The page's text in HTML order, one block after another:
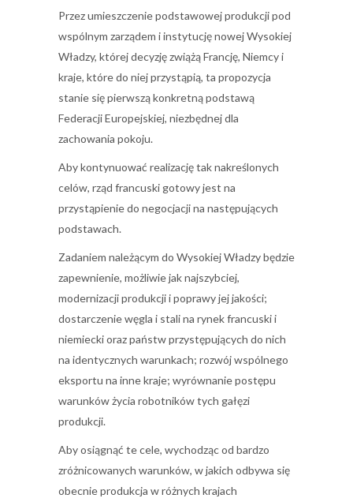
Przez umieszczenie podstawowej produkcji pod
wspólnym zarządem i instytucję nowej Wysokiej
Władzy, której decyzję zwiążą Francję, Niemcy i
kraje, które do niej przystąpią, ta propozycja
stanie się pierwszą konkretną podstawą
Federacji Europejskiej, niezbędnej dla
zachowania pokoju.
Aby kontynuować realizację tak nakreślonych
celów, rząd francuski gotowy jest na
przystąpienie do negocjacji na następujących
podstawach.
Zadaniem należącym do Wysokiej Władzy będzie
zapewnienie, możliwie jak najszybciej,
modernizacji produkcji i poprawy jej jakości;
dostarczenie węgla i stali na rynek francuski i
niemiecki oraz państw przystępujących do nich
na identycznych warunkach; rozwój wspólnego
eksportu na inne kraje; wyrównanie postępu
warunków życia robotników tych gałęzi
produkcji.
Aby osiągnąć te cele, wychodząc od bardzo
zróżnicowanych warunków, w jakich odbywa się
obecnie produkcja w różnych krajach